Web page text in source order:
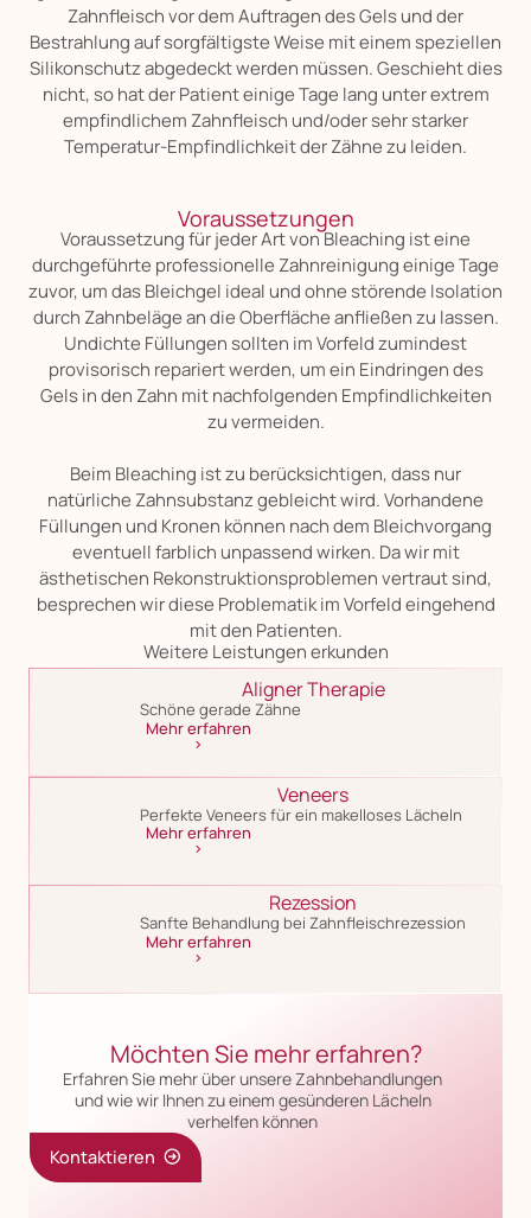
Zahnfleisch vor dem Auftragen des Gels und der
Bestrahlung auf sorgfältigste Weise mit einem speziellen
Silikonschutz abgedeckt werden müssen. Geschieht dies
nicht, so hat der Patient einige Tage lang unter extrem
empfindlichem Zahnfleisch und/oder sehr starker
Temperatur-Empfindlichkeit der Zähne zu leiden.
Voraussetzungen
Voraussetzung für jeder Art von Bleaching ist eine
durchgeführte professionelle Zahnreinigung einige Tage
zuvor, um das Bleichgel ideal und ohne störende Isolation
durch Zahnbeläge an die Oberfläche anfließen zu lassen.
Undichte Füllungen sollten im Vorfeld zumindest
provisorisch repariert werden, um ein Eindringen des
Gels in den Zahn mit nachfolgenden Empfindlichkeiten
zu vermeiden.
Beim Bleaching ist zu berücksichtigen, dass nur
natürliche Zahnsubstanz gebleicht wird. Vorhandene
Füllungen und Kronen können nach dem Bleichvorgang
eventuell farblich unpassend wirken. Da wir mit
ästhetischen Rekonstruktionsproblemen vertraut sind,
besprechen wir diese Problematik im Vorfeld eingehend
mit den Patienten.
Weitere Leistungen erkunden
Aligner Therapie
Schöne gerade Zähne
Mehr erfahren
>
Veneers
Perfekte Veneers für ein makelloses Lächeln
Mehr erfahren
>
Rezession
Sanfte Behandlung bei Zahnfleischrezession
Mehr erfahren
>
Möchten Sie mehr erfahren?
Erfahren Sie mehr über unsere Zahnbehandlungen
und wie wir Ihnen zu einem gesünderen Lächeln
verhelfen können
Kontaktieren